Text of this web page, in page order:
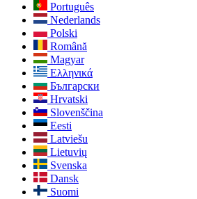
Português
Nederlands
Polski
Română
Magyar
Ελληνικά
Български
Hrvatski
Slovenščina
Eesti
Latviešu
Lietuvių
Svenska
Dansk
Suomi